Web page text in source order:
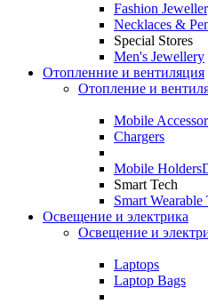
Fashion
Necklaces &
Special Stores
Men's Jewellery
Отопленние и вентиляция
Отопление и
Mobile
Chargers
Mobile Holders
Smart Tech
Smart Wearable
Освещение и электрика
Освещение и
Laptops
Laptop Bags